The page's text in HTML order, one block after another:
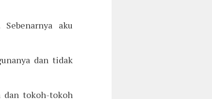
aku
dan tidak
dan tokoh-tokoh